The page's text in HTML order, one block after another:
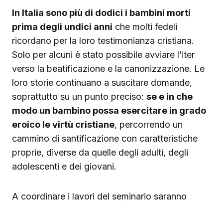
In Italia sono più di dodici i bambini morti
prima degli undici anni che molti fedeli
ricordano per la loro testimonianza cristiana.
Solo per alcuni è stato possibile avviare l’iter
verso la beatificazione e la canonizzazione. Le
loro storie continuano a suscitare domande,
soprattutto su un punto preciso: se e in che
modo un bambino possa esercitare in grado
eroico le virtù cristiane, percorrendo un
cammino di santificazione con caratteristiche
proprie, diverse da quelle degli adulti, degli
adolescenti e dei giovani.
A coordinare i lavori del seminario saranno